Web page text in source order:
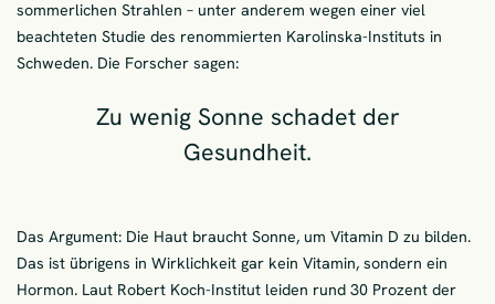
sommerlichen Strahlen – unter anderem wegen einer viel
beachteten Studie des renommierten Karolinska-Instituts in
Schweden. Die Forscher sagen:
Zu wenig Sonne schadet der
Gesundheit.
Das Argument: Die Haut braucht Sonne, um Vitamin D zu bilden.
Das ist übrigens in Wirklichkeit gar kein Vitamin, sondern ein
Hormon. Laut Robert Koch-Institut leiden rund 30 Prozent der